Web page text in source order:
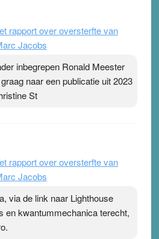
rapport over oversterfte van
Jacobs
inbegrepen Ronald Meester
naar een publicatie uit 2023
St
rapport over oversterfte van
Jacobs
via de link naar Lighthouse
en kwantummechanica terecht,